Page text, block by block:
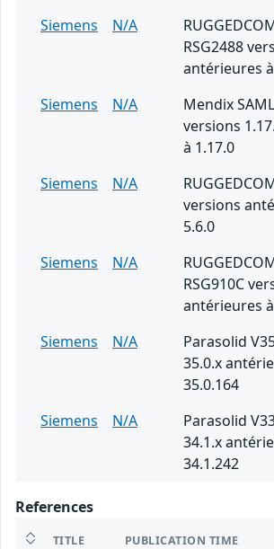
Siemens
N/A
RSG2488
antérieures
Siemens
N/A
Mendix
versions
à 1.17.0
Siemens
N/A
versions
5.6.0
Siemens
N/A
RSG910C
antérieures
Siemens
N/A
Parasolid
35.0.x
35.0.164
Siemens
N/A
Parasolid
34.1.x
34.1.242
References
TITLE PUBLICATION TIME